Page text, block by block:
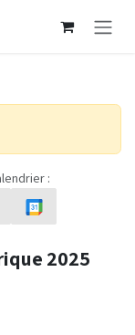
:
2025